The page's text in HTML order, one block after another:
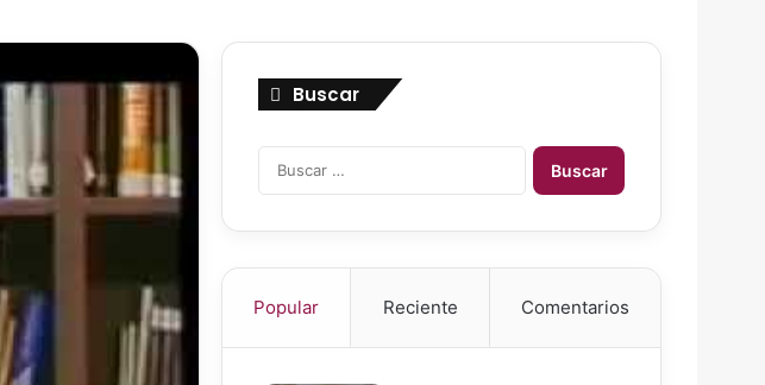
Buscar
B
u
c
:
Popular Reciente Comentarios